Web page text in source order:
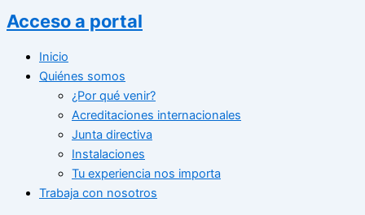
Acceso a portal
Inicio
Quiénes somos
¿Por qué venir?
Acreditaciones internacionales
Junta directiva
Instalaciones
Tu experiencia nos importa
Trabaja con nosotros